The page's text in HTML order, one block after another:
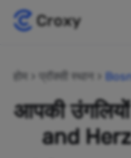
होम प्रॉक्सी स्थान
आपकी
and